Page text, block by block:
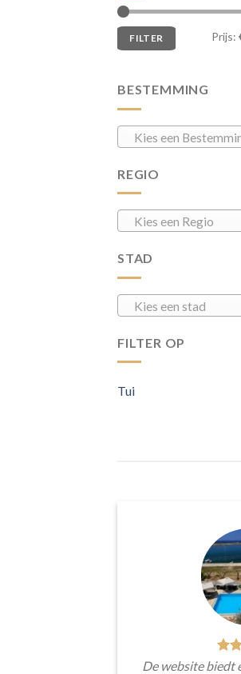
Min.
prijs
Max.
prijsFILTER Prijs:
BESTEMMING
Kies een
REGIO
Kies een Regio
STAD
Kies een stad
FILTER OP
Tui
De website biedt